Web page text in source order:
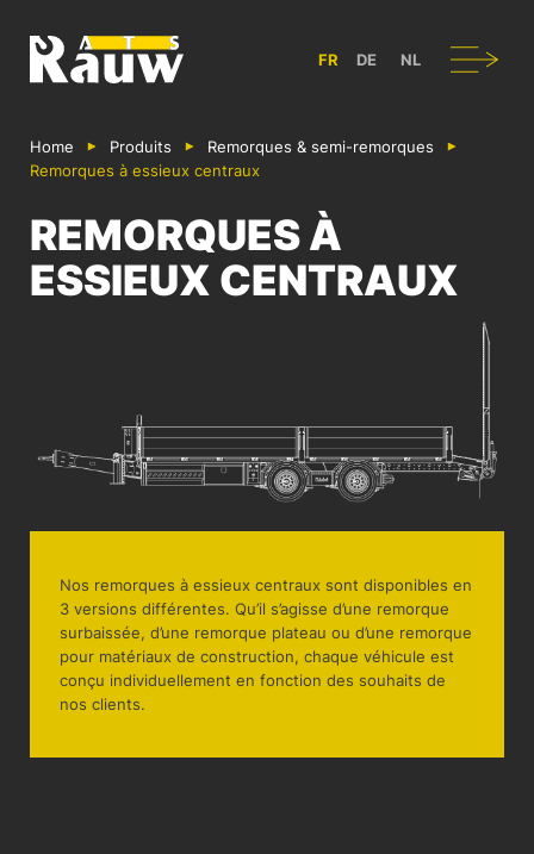
ATS RAUW - CONSTRUCTION & AMÉNAGEMENT DE VÉHICULES
FR DE NL
Navigation
Home Produits
Remorques & semi-remorques
Remorques à essieux centraux
REMORQUES À
ESSIEUX CENTRAUX
Nos remorques à essieux centraux sont disponibles en
3 versions différentes. Qu’il s’agisse d’une remorque
surbaissée, d’une remorque plateau ou d’une remorque
pour matériaux de construction, chaque véhicule est
conçu individuellement en fonction des souhaits de
nos clients.